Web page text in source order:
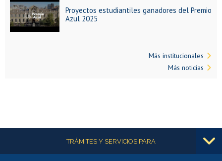
Proyectos estudiantiles ganadores del Premio
Azul 2025
Más institucionales
Más noticias
Más informaciónTRÁMITES Y SERVICIOS PARA